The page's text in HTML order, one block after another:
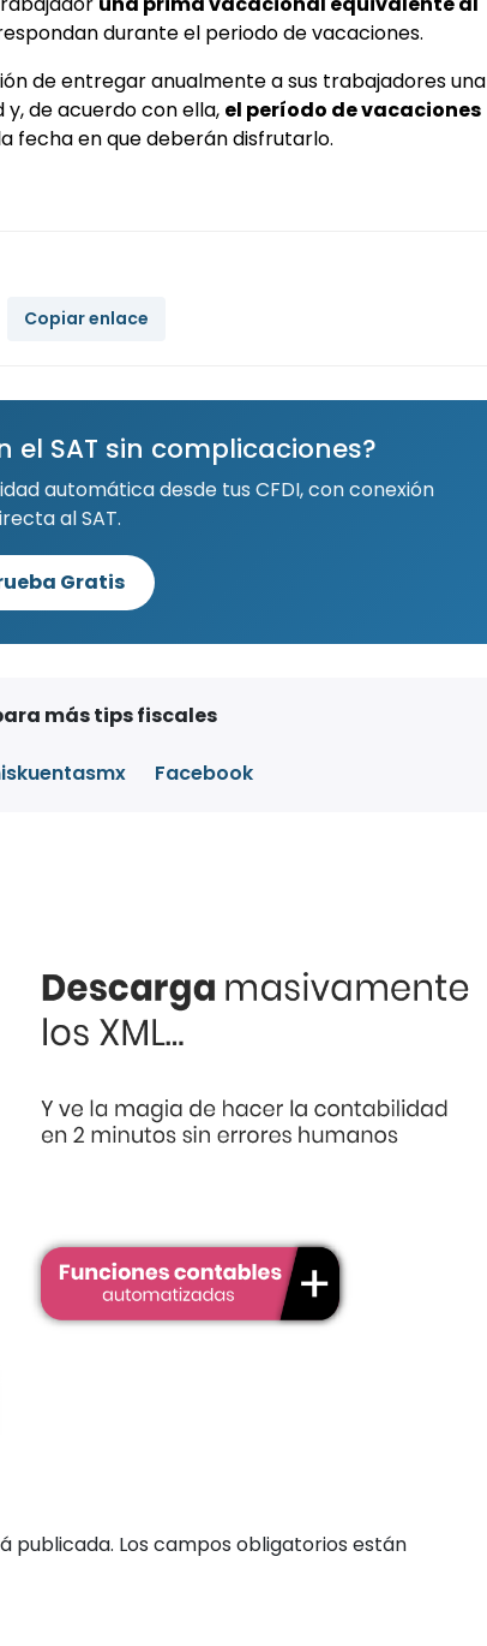
durante el periodo de vacaciones.
de entregar anualmente a sus trabajadores una
de acuerdo con ella, el período de vacaciones
fecha en que deberán disfrutarlo.
Copiar enlace
el SAT sin complicaciones?
automática desde tus CFDI, con conexión
al SAT.
Gratis
más tips fiscales
Facebook
publicada. Los campos obligatorios están